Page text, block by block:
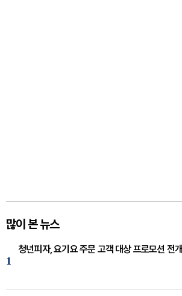
많이 본 뉴스
1
청년피자, 요기요 주문 고객 대상 프로모션 전개